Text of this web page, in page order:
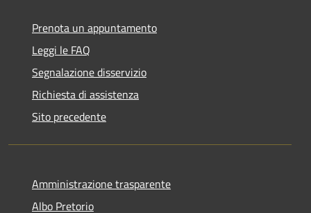
Prenota un appuntamento
Leggi le FAQ
Segnalazione disservizio
Richiesta di assistenza
Sito precedente
Amministrazione trasparente
Albo Pretorio